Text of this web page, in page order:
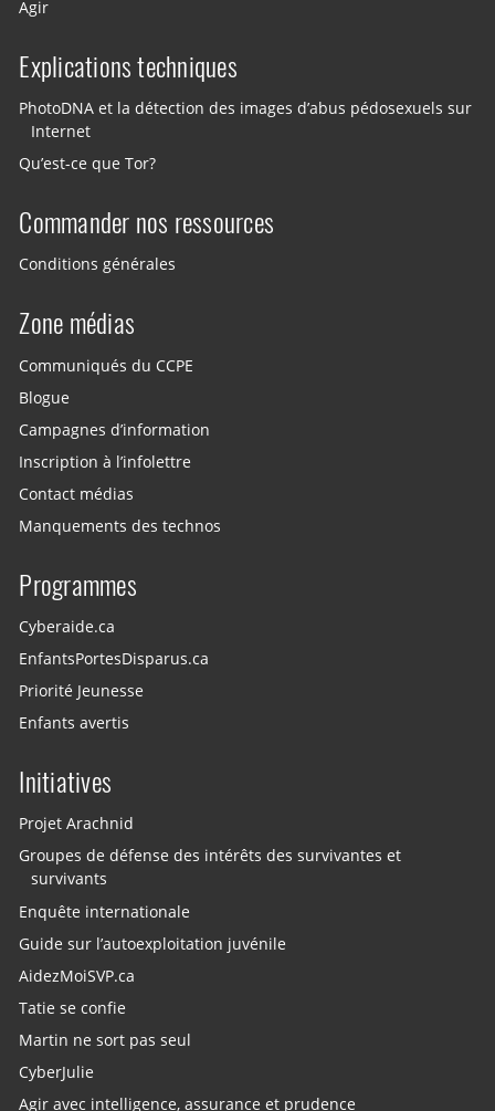
Agir
Explications techniques
PhotoDNA et la détection des images d’abus pédosexuels sur
Internet
Qu’est-ce que Tor?
Commander nos ressources
Conditions générales
Zone médias
Communiqués du CCPE
Blogue
Campagnes d’information
Inscription à l’infolettre
Contact médias
Manquements des technos
Programmes
Cyberaide.ca
EnfantsPortesDisparus.ca
Priorité Jeunesse
Enfants avertis
Initiatives
Projet Arachnid
Groupes de défense des intérêts des survivantes et
survivants
Enquête internationale
Guide sur l’autoexploitation juvénile
AidezMoiSVP.ca
Tatie se confie
Martin ne sort pas seul
CyberJulie
Agir avec intelligence, assurance et prudence